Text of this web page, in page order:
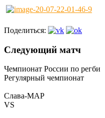
Поделиться:
Следующий матч
Чемпионат России по регби
Регулярный чемпионат
Слава-МАР
VS